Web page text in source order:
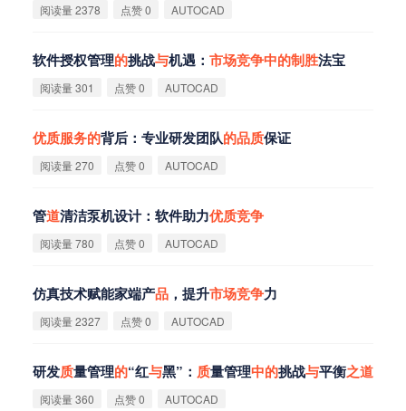
阅读量 2378 点赞 0 AUTOCAD
软件授权管理的挑战与机遇： 市场竞争中的制胜法宝
阅读量 301 点赞 0 AUTOCAD
优质服务的背后：专业研发团队的品质保证
阅读量 270 点赞 0 AUTOCAD
管道清洁泵机设计：软件助力优质竞争
阅读量 780 点赞 0 AUTOCAD
仿真技术赋能家端产品 ，提升市场竞争力
阅读量 2327 点赞 0 AUTOCAD
研发质量管理的“红与黑”： 质量管理中的挑战与平衡之道
阅读量 360 点赞 0 AUTOCAD